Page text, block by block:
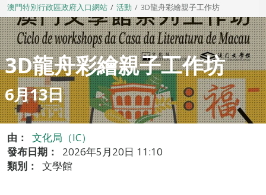
澳門特別行政區政府入口網站 活動 3D龍舟彩繪親子工作坊
3D龍舟彩繪親子工作坊
6月13日
由：
文化局（IC）
發布日期：
2026年5月20日 11:10
類別：
文學館